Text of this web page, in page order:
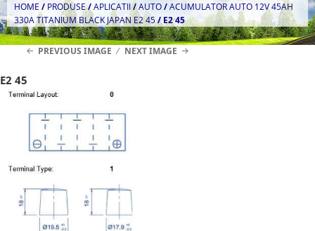
HOME / PRODUSE/APLICATII/AUTO/ACUMULATOR AUTO 12V 45AH
330A TITANIUM BLACK JAPAN E2 45/E2 45
PREVIOUS IMAGE NEXT IMAGE
E2 45